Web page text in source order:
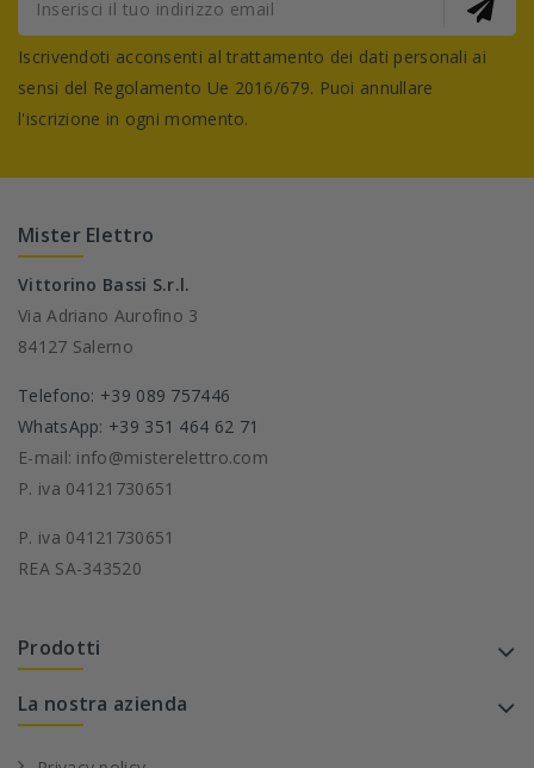
Iscrivendoti acconsenti al trattamento dei dati personali ai
sensi del Regolamento Ue 2016/679. Puoi annullare
l'iscrizione in ogni momento.
Mister Elettro
Vittorino Bassi S.r.l.
Via Adriano Aurofino 3
84127 Salerno
Telefono: +39 089 757446
WhatsApp: +39 351 464 62 71
E-mail: info@misterelettro.com
P. iva 04121730651
P. iva 04121730651
REA SA-343520
Prodotti
La nostra azienda